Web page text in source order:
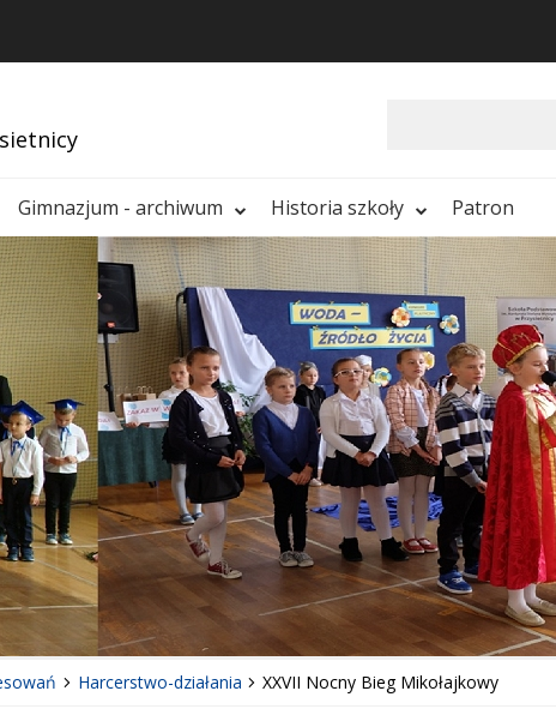
Gimnazjum - archiwum Historia szkoły Patron
Harcerstwo-działania XXVII Nocny Bieg Mikołajkowy